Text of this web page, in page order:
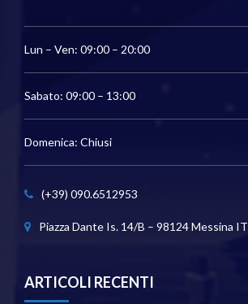
Lun – Ven: 09:00 – 20:00
Sabato: 09:00 – 13:00
Domenica: Chiusi
(+39) 090.6512953
Piazza Dante Is. 14/B – 98124 Messina IT
ARTICOLI RECENTI